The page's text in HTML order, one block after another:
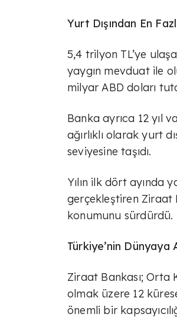
Yurt Dışından En
5,4 trilyon TL’ye
yaygın mevduat ile
milyar ABD doları
Banka ayrıca 12 yıl
ağırlıklı olarak yurt
seviyesine taşıdı.
Yılın ilk dört ayında
gerçekleştiren Ziraat
konumunu sürdürdü.
Türkiye’nin Dünyaya
Ziraat Bankası; Orta
olmak üzere 12
önemli bir